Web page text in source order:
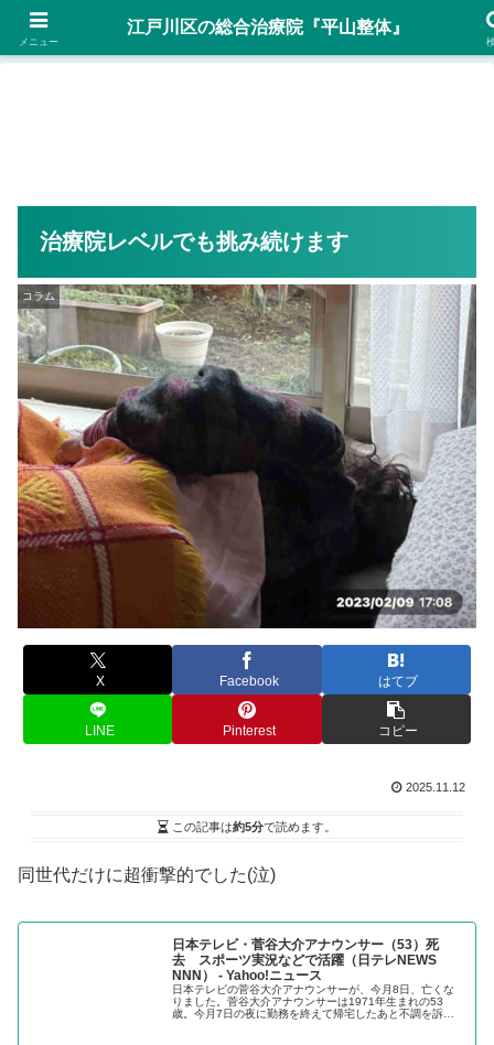
後ろ姿…自信がありますか？予約優先 Tel:070-5023-6270
治療院レベルでも挑み続けます
コラム
X Facebook はてブ
LINE Pinterest コピー
2025.11.12
この記事は約5分で読めます。
同世代だけに超衝撃的でした(泣)
日本テレビ・菅谷大介アナウンサー（53）死
去 スポーツ実況などで活躍（日テレNEWS
NNN） - Yahoo!ニュース
日本テレビの菅谷大介アナウンサーが、今月8日、亡くな
りました。菅谷大介アナウンサーは1971年生まれの53
歳。今月7日の夜に勤務を終えて帰宅したあと不調を訴え
メニュー
江戸川区の総合治療院『平山整体』